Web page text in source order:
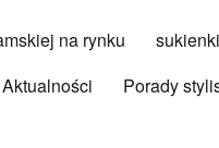
na rynku
Aktualności Porady